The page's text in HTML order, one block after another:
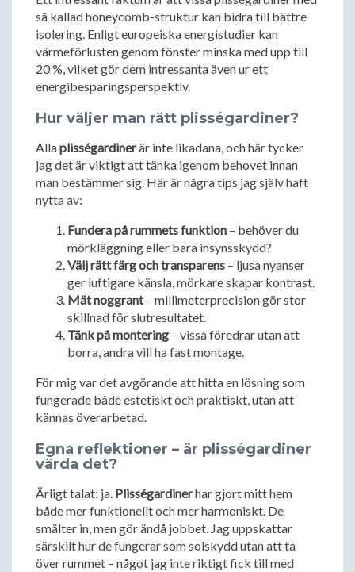
så kallad honeycomb-struktur kan bidra till bättre
isolering. Enligt europeiska energistudier kan
värmeförlusten genom fönster minska med upp till
20 %, vilket gör dem intressanta även ur ett
energibesparingsperspektiv.
Hur väljer man rätt plisségardiner?
Allaplisségardinerär inte likadana, och här tycker
jag det är viktigt att tänka igenom behovet innan
man bestämmer sig. Här är några tips jag själv haft
nytta av:
Fundera på rummets funktion – behöver du
mörkläggning eller bara insynsskydd?
Välj rätt färg och transparens – ljusa nyanser
ger luftigare känsla, mörkare skapar kontrast.
Mät noggrant– millimeterprecision gör stor
skillnad för slutresultatet.
Tänk på montering – vissa föredrar utan att
borra, andra vill ha fast montage.
För mig var det avgörande att hitta en lösning som
fungerade både estetiskt och praktiskt, utan att
kännas överarbetad.
Egna reflektioner – är plisségardiner
värda det?
Ärligt talat: ja. Plisségardinerhar gjort mitt hem
både mer funktionellt och mer harmoniskt. De
smälter in, men gör ändå jobbet. Jag uppskattar
särskilt hur de fungerar som solskydd utan att ta
över rummet – något jag inte riktigt fick till med